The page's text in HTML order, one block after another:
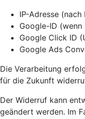
IP-Adresse
Google-ID
Google Click ID
Google Ads
Die Verarbeitung
für die Zukunft
Der Widerruf kann
geändert werden. Im